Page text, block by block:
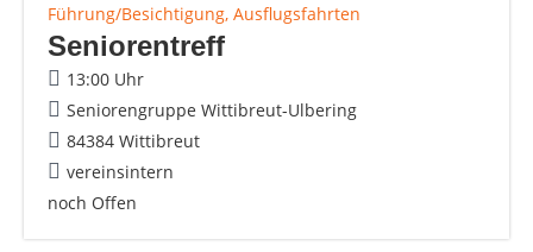
Führung/Besichtigung, Ausflugsfahrten
Seniorentreff
13:00 Uhr
Seniorengruppe Wittibreut-Ulbering
84384 Wittibreut
vereinsintern
noch Offen